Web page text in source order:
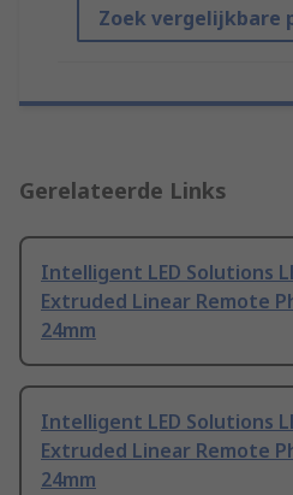
Zoek vergelijkbare
Gerelateerde Links
Intelligent LED Solutions
Extruded Linear Remote
24mm
Intelligent LED Solutions
Extruded Linear Remote
24mm